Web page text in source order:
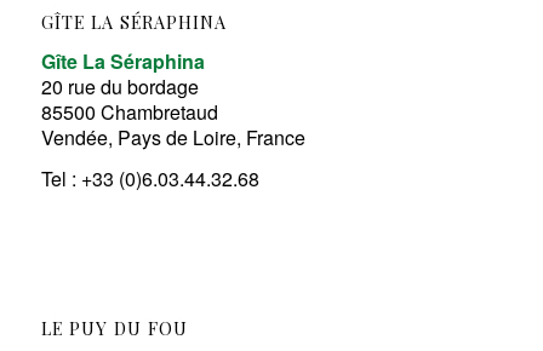
GÎTE LA SÉRAPHINA
Gîte La Séraphina
20 rue du bordage
85500 Chambretaud
Vendée, Pays de Loire, France
Tel : +33 (0)6.03.44.32.68
LE PUY DU FOU